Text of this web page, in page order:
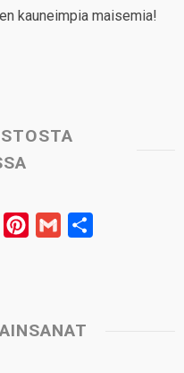
kauneimpia maisemia!
e
l